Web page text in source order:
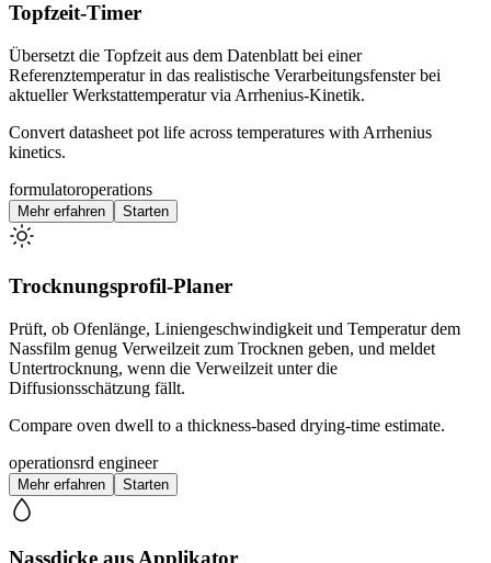
Topfzeit-Timer
Übersetzt die Topfzeit aus dem Datenblatt bei einer
Referenztemperatur in das realistische Verarbeitungsfenster bei
aktueller Werkstattemperatur via Arrhenius-Kinetik.
Convert datasheet pot life across temperatures with Arrhenius
kinetics.
formulatoroperations
Mehr erfahren Starten
Trocknungsprofil-Planer
Prüft, ob Ofenlänge, Liniengeschwindigkeit und Temperatur dem
Nassfilm genug Verweilzeit zum Trocknen geben, und meldet
Untertrocknung, wenn die Verweilzeit unter die
Diffusionsschätzung fällt.
Compare oven dwell to a thickness-based drying-time estimate.
operationsrd engineer
Mehr erfahren Starten
Nassdicke aus Applikator